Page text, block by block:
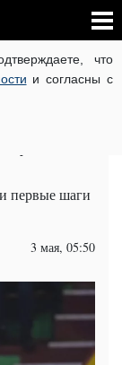
что
и согласны с
КОРОНАВИРУС В
УКРАЇНСЬКОЮ
первые шаги
3 мая, 05:50